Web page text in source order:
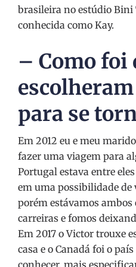
brasileira no estúdio Bini
conhecida como Kay.
– Como foi
para se
Em 2012 eu e meu
fazer uma viagem para
Portugal estava entre
em uma possibilidade de
porém estávamos
carreiras e fomos
Em 2017 o Victor trouxe
casa e o Canadá foi o